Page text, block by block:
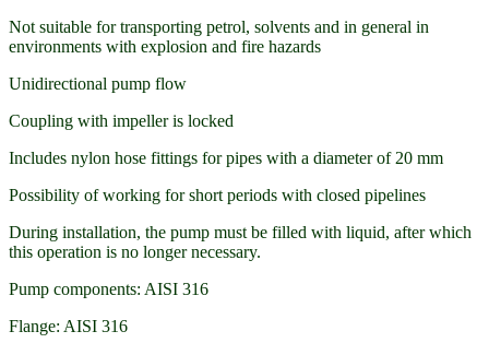
Not suitable for transporting petrol, solvents and in general in
environments with explosion and fire hazards
Unidirectional pump flow
Coupling with impeller is locked
Includes nylon hose fittings for pipes with a diameter of 20 mm
Possibility of working for short periods with closed pipelines
During installation, the pump must be filled with liquid, after which
this operation is no longer necessary.
Pump components: AISI 316
Flange: AISI 316